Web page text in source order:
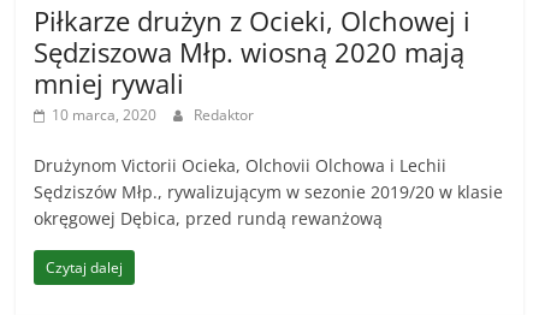
Piłkarze drużyn z Ocieki, Olchowej i
Sędziszowa Młp. wiosną 2020 mają
mniej rywali
10 marca, 2020 Redaktor
Drużynom Victorii Ocieka, Olchovii Olchowa i Lechii
Sędziszów Młp., rywalizującym w sezonie 2019/20 w klasie
okręgowej Dębica, przed rundą rewanżową
Czytaj dalej